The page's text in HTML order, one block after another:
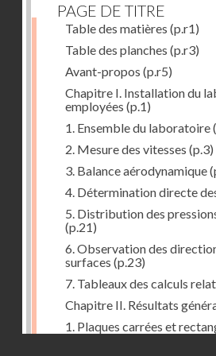
PAGE DE TITRE
Table des matières (p.r1)
Table des planches (p.r3)
Avant-propos (p.r5)
Chapitre I. Installation du
employées (p.1)
1. Ensemble du laboratoire
2. Mesure des vitesses (p.3)
3. Balance aérodynamique
4. Détermination directe
5. Distribution des
(p.21)
6. Observation des
surfaces (p.23)
7. Tableaux des calculs
Chapitre II. Résultats
1. Plaques carrées et